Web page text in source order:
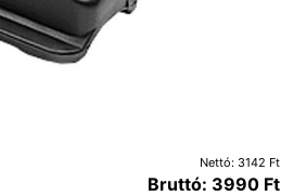
Nettó: 3142 Ft
Bruttó: 3990 Ft